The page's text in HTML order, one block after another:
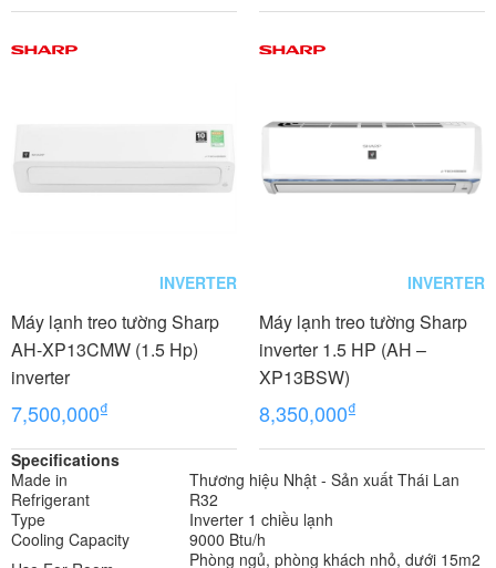
INVERTER
Máy lạnh treo tường Sharp
AH-XP13CMW (1.5 Hp)
inverter
7,500,000₫
INVERTER
Máy lạnh treo tường Sharp
inverter 1.5 HP (AH –
XP13BSW)
8,350,000₫
Specifications
Made in
Thương hiệu Nhật - Sản xuất Thái Lan
Refrigerant
R32
Type
Inverter 1 chiều lạnh
Cooling Capacity
9000 Btu/h
Phòng ngủ, phòng khách nhỏ, dưới 15m2